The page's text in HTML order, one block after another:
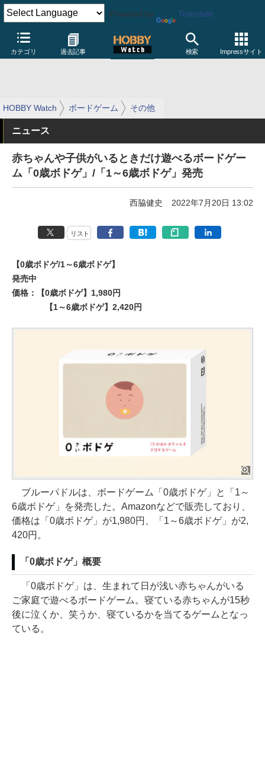
Powered by Translate
カテゴリ 過去記事 検索 Impressサイト
HOBBY Watch ボードゲーム その他
ニュース
赤ちゃんや子供がいるときだけ遊べるボードゲー
ム「0歳ボドゲ」/「1～6歳ボドゲ」発売
西脇健史 2022年7月20日 13:02
リスト
【0歳ボドゲ/1～6歳ボドゲ】
発売中
価格：【0歳ボドゲ】1,980円
【1～6歳ボドゲ】2,420円
ブルーパドルは、ボードゲーム「0歳ボドゲ」と「1～
6歳ボドゲ」を発売した。Amazonなどで販売しており、
価格は「0歳ボドゲ」が1,980円、「1～6歳ボドゲ」が2,
420円。
「0歳ボドゲ」概要
「0歳ボドゲ」は、生まれて日が浅い赤ちゃんがいる
ご家庭で遊べるボードゲーム。寝ている赤ちゃんが15秒
後に泣くか、笑うか、寝ているかを当てるゲームとなっ
ている。